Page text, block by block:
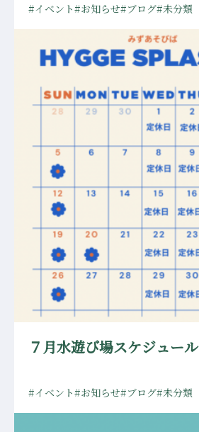
イベント お知らせ ブログ 未分類
７月水遊び場スケジュール
イベント お知らせ ブログ 未分類